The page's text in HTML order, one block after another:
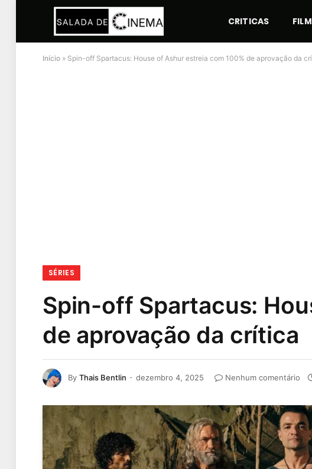
CRITICAS
Início » Spin-off Spartacus: House of Ashur estreia com 100% de aprovação da
SÉRIES
Spin-off Spartacus:
de aprovação da crítica
By Thais Bentlin dezembro 4, 2025 Nenhum comentário